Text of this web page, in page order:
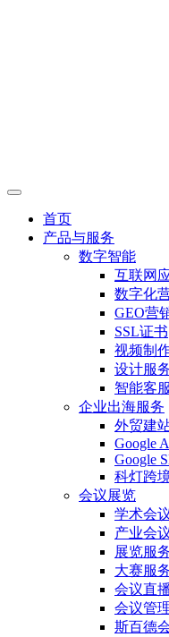
首页
产品与服务
数字智能
互联网
数字化
GEO营
SSL证书
视频制
设计服
智能客
企业出海服务
外贸建
Google
Google
科灯跨
会议展览
学术会
产业会
展览服
大赛服
会议直
会议管
斯百德